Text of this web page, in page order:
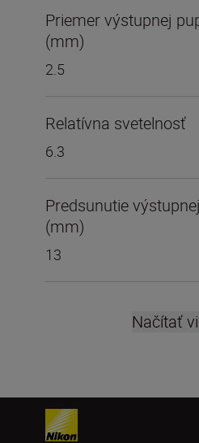
Priemer výstupnej
(mm)
2.5
Relatívna svetelnosť
6.3
Predsunutie
(mm)
13
Načítať